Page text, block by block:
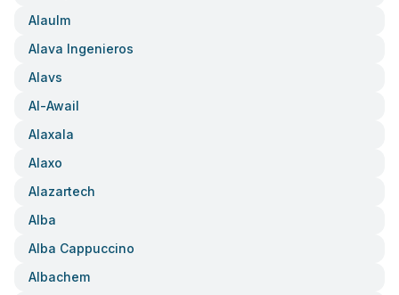
Alaulm
Alava Ingenieros
Alavs
Al-Awail
Alaxala
Alaxo
Alazartech
Alba
Alba Cappuccino
Albachem